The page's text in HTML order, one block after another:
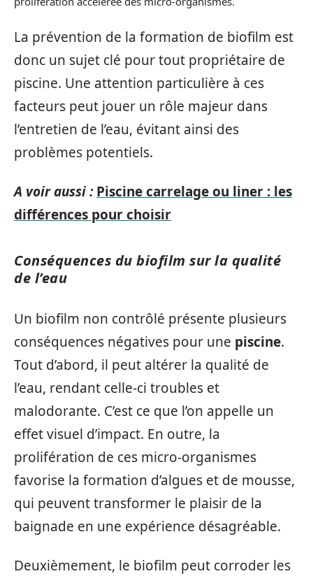
La prévention de la formation de biofilm est
donc un sujet clé pour tout propriétaire de
piscine. Une attention particulière à ces
facteurs peut jouer un rôle majeur dans
l’entretien de l’eau, évitant ainsi des
problèmes potentiels.
A voir aussi : Piscine carrelage ou liner : les
différences pour choisir
Conséquences du biofilm sur la qualité
de l’eau
Un biofilm non contrôlé présente plusieurs
conséquences négatives pour une piscine.
Tout d’abord, il peut altérer la qualité de
l’eau, rendant celle-ci troubles et
malodorante. C’est ce que l’on appelle un
effet visuel d’impact. En outre, la
prolifération de ces micro-organismes
favorise la formation d’algues et de mousse,
qui peuvent transformer le plaisir de la
baignade en une expérience désagréable.
Deuxièmement, le biofilm peut corroder les